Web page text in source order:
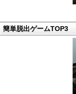
簡単脱出ゲームTOP3